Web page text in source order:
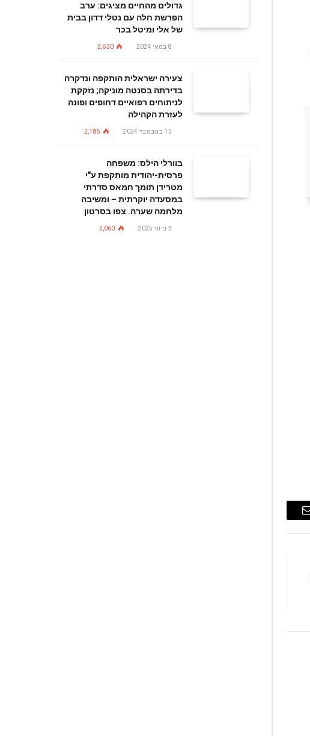
Email
גדולים מהחיים מציגים: ערב
הפרשת חלה עם נטלי דדון בבית
של אלי ומיטל בכר
8 במאי 2024 2,630
צעירה ישראלית הותקפה ונדקרה
בדירתה בסנטה מוניקה; נזקקת
לניתוחים רפואיים דחופים ופונה
לעזרת הקהילה
13 בנובמבר 2024 2,185
בוורלי הילס: משפחה
פרסית-יהודית מותקפת ע"י
מטרידן תומך חמאס סדרתי
במסעדה יוקרתית – ומשיבה
מלחמה שערה. צפו בסרטון
3 ביוני 2025 2,063